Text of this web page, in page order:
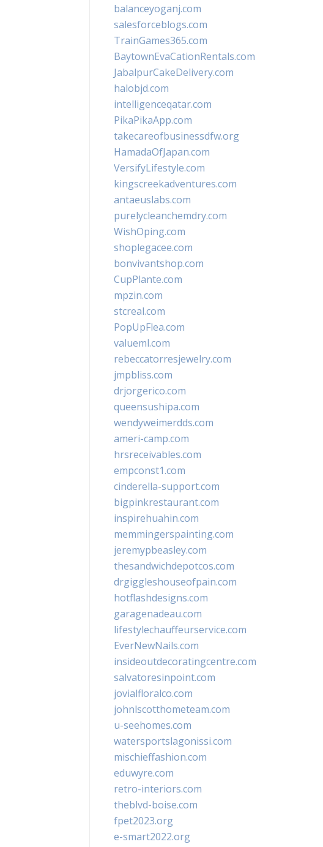
balanceyoganj.com
salesforceblogs.com
TrainGames365.com
BaytownEvaCationRentals.com
JabalpurCakeDelivery.com
halobjd.com
intelligenceqatar.com
PikaPikaApp.com
takecareofbusinessdfw.org
HamadaOfJapan.com
VersifyLifestyle.com
kingscreekadventures.com
antaeuslabs.com
purelycleanchemdry.com
WishOping.com
shoplegacee.com
bonvivantshop.com
CupPlante.com
mpzin.com
stcreal.com
PopUpFlea.com
valueml.com
rebeccatorresjewelry.com
jmpbliss.com
drjorgerico.com
queensushipa.com
wendyweimerdds.com
ameri-camp.com
hrsreceivables.com
empconst1.com
cinderella-support.com
bigpinkrestaurant.com
inspirehuahin.com
memmingerspainting.com
jeremypbeasley.com
thesandwichdepotcos.com
drgiggleshouseofpain.com
hotflashdesigns.com
garagenadeau.com
lifestylechauffeurservice.com
EverNewNails.com
insideoutdecoratingcentre.com
salvatoresinpoint.com
jovialfloralco.com
johnlscotthometeam.com
u-seehomes.com
watersportslagonissi.com
mischieffashion.com
eduwyre.com
retro-interiors.com
theblvd-boise.com
fpet2023.org
e-smart2022.org